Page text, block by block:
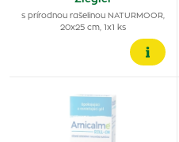
s prírodnou rašelinou NATURMOOR,
20x25 cm, 1x1 ks